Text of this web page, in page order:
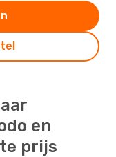
en
prijs